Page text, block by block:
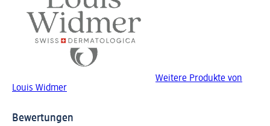
Weitere Produkte von
Louis Widmer
Bewertungen